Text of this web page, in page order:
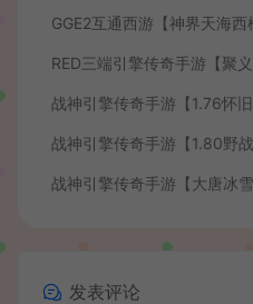
发表评论